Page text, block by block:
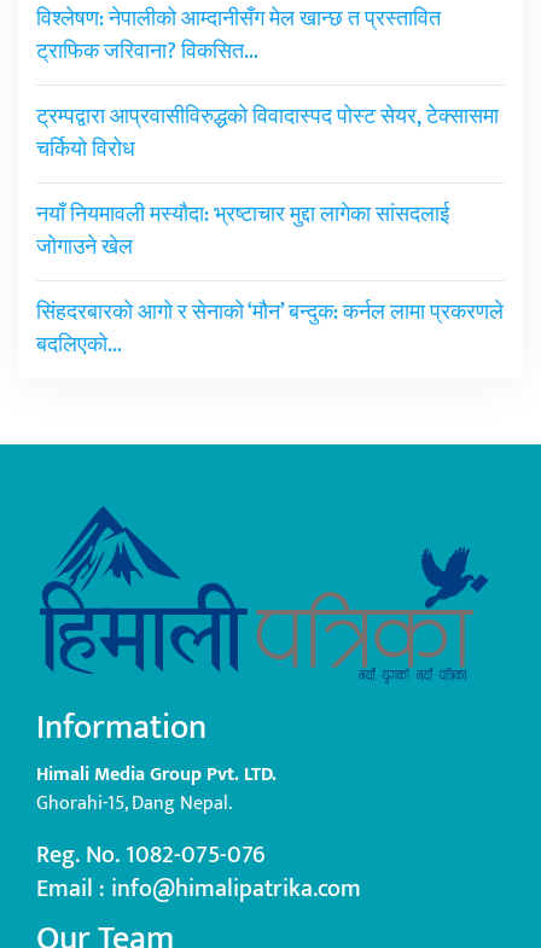
विश्लेषण: नेपालीको आम्दानीसँग मेल खान्छ त प्रस्तावित
ट्राफिक जरिवाना? विकसित…
ट्रम्पद्वारा आप्रवासीविरुद्धको विवादास्पद पोस्ट सेयर, टेक्सासमा
चर्कियो विरोध
नयाँ नियमावली मस्यौदा: भ्रष्टाचार मुद्दा लागेका सांसदलाई
जोगाउने खेल
सिंहदरबारको आगो र सेनाको ‘मौन’ बन्दुक: कर्नल लामा प्रकरणले
बदलिएको…
Information
Himali Media Group Pvt. LTD.
Ghorahi-15, Dang Nepal.
Reg. No. 1082-075-076
Email : info@himalipatrika.com